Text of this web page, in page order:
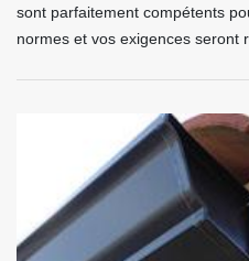
sont parfaitement compétents
normes et vos exigences seront